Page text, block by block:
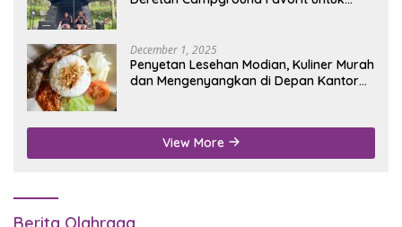
December 1, 2025
Penyetan Lesehan Modian, Kuliner Murah
dan Mengenyangkan di Depan Kantor
View More
Berita Olahraga